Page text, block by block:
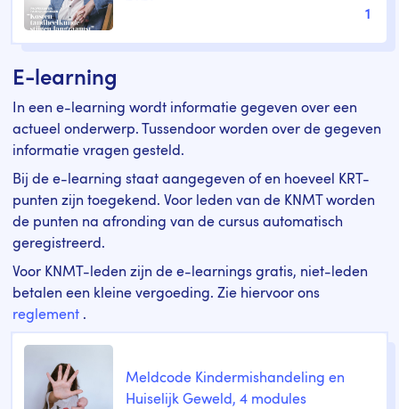
1
E-learning
In een e-learning wordt informatie gegeven over een
actueel onderwerp. Tussendoor worden over de gegeven
informatie vragen gesteld.
Bij de e-learning staat aangegeven of en hoeveel KRT-
punten zijn toegekend. Voor leden van de KNMT worden
de punten na afronding van de cursus automatisch
geregistreerd.
Voor KNMT-leden zijn de e-learnings gratis, niet-leden
betalen een kleine vergoeding. Zie hiervoor ons
reglement.
Meldcode Kindermishandeling en
Huiselijk Geweld, 4 modules